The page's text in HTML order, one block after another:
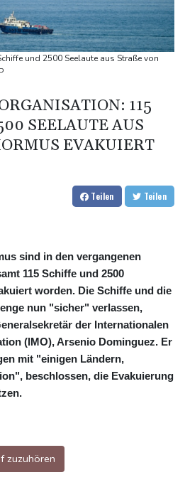
Barrot kündigt Reaktion auf russische
an
Deutschland lässt sich Ziele von der
fordert Infantinos Rücktritt
Bundesgerichtshof bestätigt
und 2500 Seelaute aus Straße von
115
SEELAUTE AUS
EVAKUIERT
Teilen Teilen
sind in den vergangenen
115 Schiffe und 2500
worden. Die Schiffe und die
nun "sicher" verlassen,
der Internationalen
(IMO), Arsenio Dominguez. Er
mit "einigen Ländern,
beschlossen, die Evakuierung
zuzuhören